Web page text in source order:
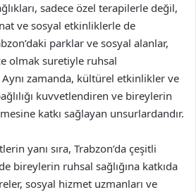
sadece özel terapilerle değil,
ve sosyal etkinliklerle de
parklar ve sosyal alanlar,
olmak suretiyle ruhsal
Aynı zamanda, kültürel etkinlikler ve
kuvvetlendiren ve bireylerin
katkı sağlayan unsurlardandır.
yanı sıra, Trabzon’da çeşitli
bireylerin ruhsal sağlığına katkıda
sosyal hizmet uzmanları ve